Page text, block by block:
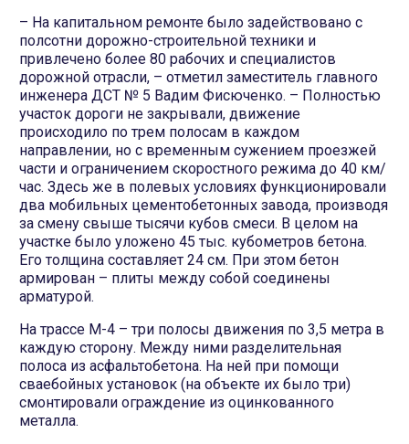
– На капитальном ремонте было задействовано с
полсотни дорожно-строительной техники и
привлечено более 80 рабочих и специалистов
дорожной отрасли, – отметил заместитель главного
инженера ДСТ № 5 Вадим Фисюченко. – Полностью
участок дороги не закрывали, движение
происходило по трем полосам в каждом
направлении, но с временным сужением проезжей
части и ограничением скоростного режима до 40 км/
час. Здесь же в полевых условиях функционировали
два мобильных цементобетонных завода, производя
за смену свыше тысячи кубов смеси. В целом на
участке было уложено 45 тыс. кубометров бетона.
Его толщина составляет 24 см. При этом бетон
армирован – плиты между собой соединены
арматурой.
На трассе М-4 – три полосы движения по 3,5 метра в
каждую сторону. Между ними разделительная
полоса из асфальтобетона. На ней при помощи
сваебойных установок (на объекте их было три)
смонтировали ограждение из оцинкованного
металла.